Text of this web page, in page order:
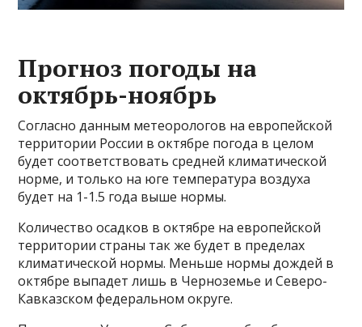
Прогноз погоды на
октябрь-ноябрь
Согласно данным метеорологов на европейской
территории России в октябре погода в целом
будет соответствовать средней климатической
норме, и только на юге температура воздуха
будет на 1-1.5 года выше нормы.
Количество осадков в октябре на европейской
территории страны так же будет в пределах
климатической нормы. Меньше нормы дождей в
октябре выпадет лишь в Черноземье и Северо-
Кавказском федеральном округе.